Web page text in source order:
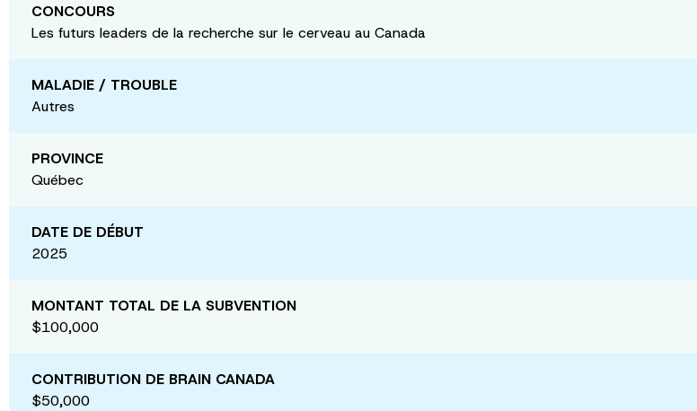
CONCOURS
Les futurs leaders de la recherche sur le cerveau au Canada
MALADIE / TROUBLE
Autres
PROVINCE
Québec
DATE DE DÉBUT
2025
MONTANT TOTAL DE LA SUBVENTION
$100,000
CONTRIBUTION DE BRAIN CANADA
$50,000